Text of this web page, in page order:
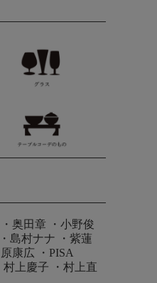
・ 奥田章 ・ 小野俊
・ 島村ナナ ・ 紫蓮
原康広 ・ PISA
村上慶子 ・ 村上直